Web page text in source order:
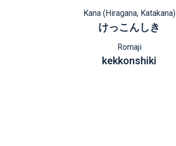
Kana (Hiragana, Katakana)
けっこんしき
Romaji
kekkonshiki